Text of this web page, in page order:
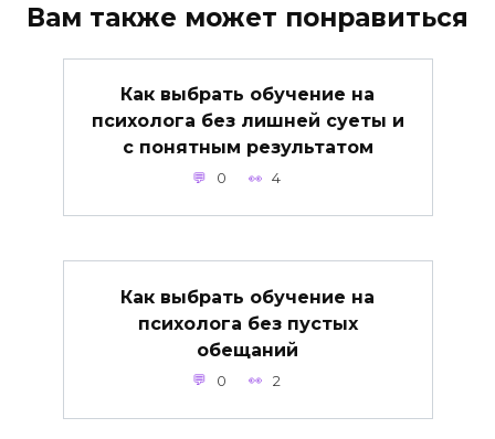
Вам также может понравиться
Как выбрать обучение на
психолога без лишней суеты и
с понятным результатом
0 4
Как выбрать обучение на
психолога без пустых
обещаний
0 2